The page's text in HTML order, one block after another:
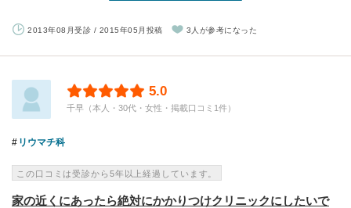
2013年08月受診 / 2015年05月投稿 3人が参考になった
5.0
千早（本人・30代・女性・掲載口コミ1件）
リウマチ科
この口コミは受診から5年以上経過しています。
家の近くにあったら絶対にかかりつけクリニックにしたいで